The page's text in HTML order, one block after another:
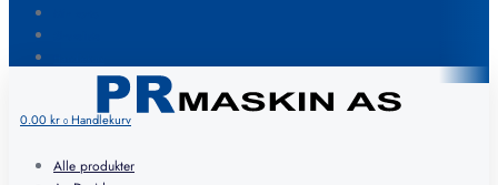
0.00kr 0 Handlekurv
Alle produkter